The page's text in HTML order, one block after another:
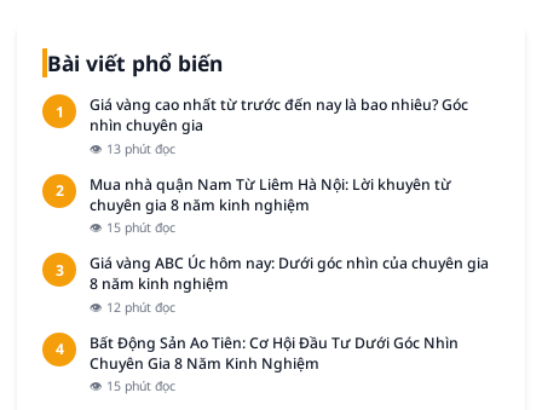
Bài viết phổ biến
1
Giá vàng cao nhất từ trước đến nay là bao nhiêu? Góc
nhìn chuyên gia
👁 13 phút đọc
2
Mua nhà quận Nam Từ Liêm Hà Nội: Lời khuyên từ
chuyên gia 8 năm kinh nghiệm
👁 15 phút đọc
3
Giá vàng ABC Úc hôm nay: Dưới góc nhìn của chuyên gia
8 năm kinh nghiệm
👁 12 phút đọc
4
Bất Động Sản Ao Tiên: Cơ Hội Đầu Tư Dưới Góc Nhìn
Chuyên Gia 8 Năm Kinh Nghiệm
👁 15 phút đọc